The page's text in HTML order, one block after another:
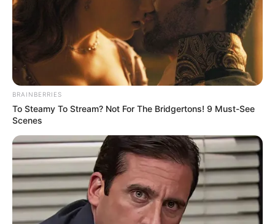
BRAINBERRIES
To Steamy To Stream? Not For The Bridgertons! 9 Must-See
Scenes